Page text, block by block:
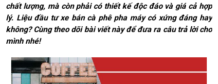
chất lượng, mà còn phải có thiết kế độc đáo và giá cả hợp
lý. Liệu đầu tư xe bán cà phê pha máy có xứng đáng hay
không? Cùng theo dõi bài viết này để đưa ra câu trả lời cho
mình nhé!